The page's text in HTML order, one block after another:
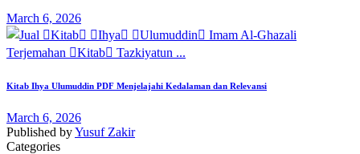
March 6, 2026
Kitab Ihya Ulumuddin PDF Menjelajahi Kedalaman dan Relevansi
March 6, 2026
Published byYusuf Zakir
Categories